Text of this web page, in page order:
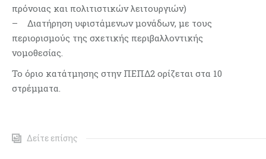
πρόνοιας και πολιτιστικών λειτουργιών)
– Διατήρηση υφιστάμενων μονάδων, με τους
περιορισμούς της σχετικής περιβαλλοντικής
νομοθεσίας.
Το όριο κατάτμησης στην ΠΕΠΔ2 ορίζεται στα 10
στρέμματα.
Δείτε επίσης